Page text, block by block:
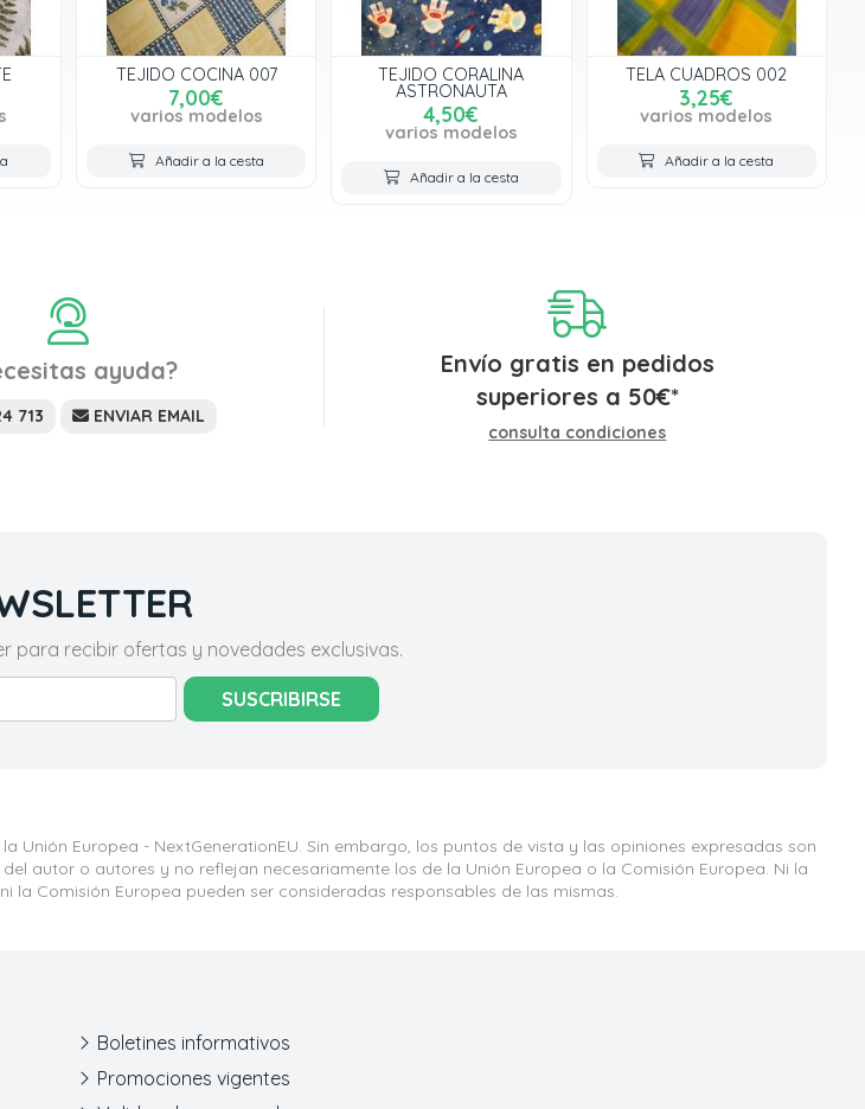
TEJIDO COCINA 007
7,00€
varios modelos
Añadir a la cesta
TEJIDO CORALINA
ASTRONAUTA
4,50€
varios modelos
Añadir a la cesta
TELA CUADROS 002
3,25€
varios modelos
Añadir a la cesta
ayuda?
713 ENVIAR EMAIL
Envío gratis en pedidos
superiores a 50€*
consulta condiciones
para recibir ofertas y novedades exclusivas.
SUSCRIBIRSE
Unión Europea - NextGenerationEU. Sin embargo, los puntos de vista y las opiniones expresadas son
autor o autores y no reflejan necesariamente los de la Unión Europea o la Comisión Europea. Ni la
la Comisión Europea pueden ser consideradas responsables de las mismas.
Boletines informativos
Promociones vigentes